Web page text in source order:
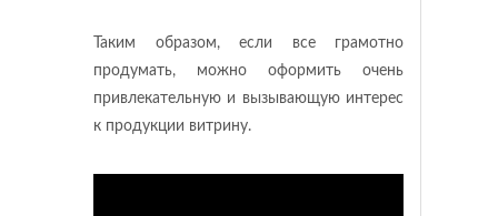
Таким образом, если все грамотно
продумать, можно оформить очень
привлекательную и вызывающую интерес
к продукции витрину.